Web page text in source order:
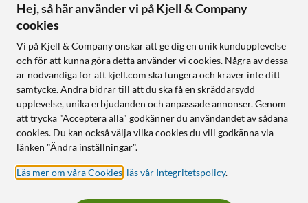
Philips Hue
T-kontakt för LowVolt
159:-
Utöka din smarta
utomhusbelysning
Koppla ihop fler lampor
Philips Hue
Play bordslampa svart
Minimalistisk design som
smälter in
Färgat och vitt ljus för rätt
Hej, så här använder vi på Kjell & Company
cookies
Vi på Kjell & Company önskar att ge dig en unik kundupplevelse
och för att kunna göra detta använder vi cookies. Några av dessa
är nödvändiga för att kjell.com ska fungera och kräver inte ditt
samtycke. Andra bidrar till att du ska få en skräddarsydd
upplevelse, unika erbjudanden och anpassade annonser. Genom
att trycka "Acceptera alla" godkänner du användandet av sådana
cookies. Du kan också välja vilka cookies du vill godkänna via
länken "Ändra inställningar".
Läs mer om våra Cookies läs vår Integritetspolicy.